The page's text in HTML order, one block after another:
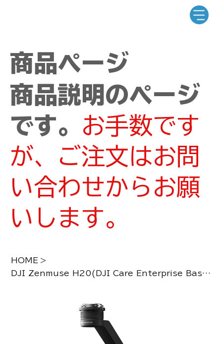
商品ページ
商品説明のページ
です。 お手数です
が、ご注文はお問
い合わせからお願
いします。
HOME >
DJI Zenmuse H20(DJI Care Enterprise Basic)